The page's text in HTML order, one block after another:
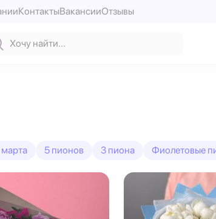
КонтактыВакансииОтзывы
5 пионов 3 пиона Фиолетовые